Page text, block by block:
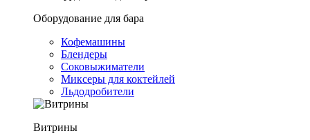
Оборудование для бара
Кофемашины
Блендеры
Соковыжиматели
Миксеры для коктейлей
Льдодробители
Витрины